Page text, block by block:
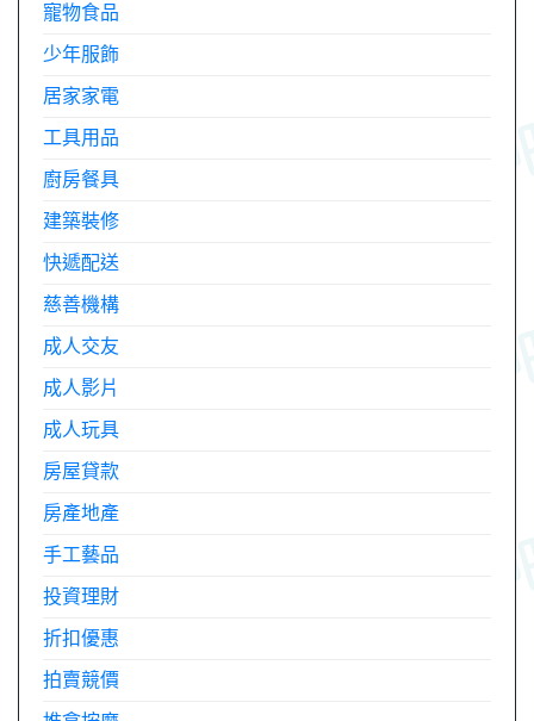
寵物食品
少年服飾
居家家電
工具用品
廚房餐具
建築裝修
快遞配送
慈善機構
成人交友
成人影片
成人玩具
房屋貸款
房產地產
手工藝品
投資理財
折扣優惠
拍賣競價